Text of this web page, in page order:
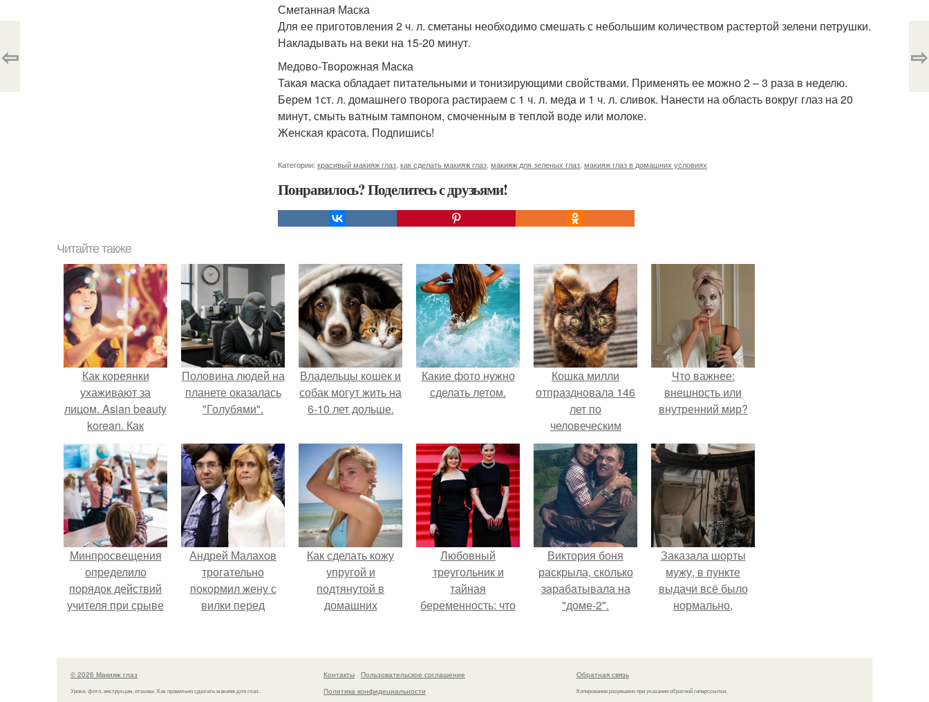
Сметанная Маска
Для ее приготовления 2 ч. л. сметаны необходимо смешать с небольшим количеством растертой зелени петрушки.
Накладывать на веки на 15-20 минут.
Медово-Творожная Маска
Такая маска обладает питательными и тонизирующими свойствами. Применять ее можно 2 – 3 раза в неделю.
Берем 1ст. л. домашнего творога растираем с 1 ч. л. меда и 1 ч. л. сливок. Нанести на область вокруг глаз на 20
минут, смыть ватным тампоном, смоченным в теплой воде или молоке.
Женская красота. Подпишись!
Категории: красивый макияж глаз как сделать макияж глаз макияж для зеленых глаз макияж глаз в домашних условиях
Понравилось? Поделитесь с друзьями!
⇦ ⇨
Читайте также
Как кореянки
ухаживают за
лицом. Asian beauty
korean. Как
ухаживают за собой
корейские девушки.
Половина людей на
планете оказалась
"Голубями".
Владельцы кошек и
собак могут жить на
6-10 лет дольше.
Какие фото нужно
сделать летом.
Кошка милли
отпраздновала 146
лет по
человеческим
Меркам и
претендует на
звание самой
старой в мире.
Что важнее:
внешность или
внутренний мир?
Минпросвещения
определило
порядок действий
учителя при срыве
Андрей Малахов
трогательно
покормил жену с
вилки перед
поклонников.
Как сделать кожу
упругой и
подтянутой в
домашних
Любовный
треугольник и
тайная
беременность: что
Михалкова?
Виктория боня
раскрыла, сколько
зарабатывала на
"доме-2".
Заказала шорты
мужу, в пункте
выдачи всё было
нормально,
предвещало беды.
© 2026 Макияж глаз
Уроки, фото, инструкции, отзывы. Как правильно сделать макияж для глаз.
Контакты
Пользовательское соглашение
Политика конфидециальности
Обратная связь
Копирование разрешено при указании обратной гиперссылки.